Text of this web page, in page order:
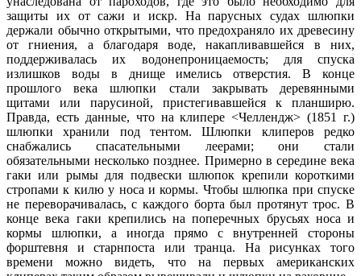
защиты их от сажи и искр. На парусных судах шлюпки
держали обычно открытыми, что предохраняло их древесину
от гниения, а благодаря воде, накапливавшейся в них,
поддерживалась их водонепроницаемость; для спуска
излишков воды в днище имелись отверстия. В конце
прошлого века шлюпки стали закрывать деревянными
щитами или парусиной, пристегивавшейся к планширю.
Правда, есть данные, что на клипере <Челлендж> (1851 г.)
шлюпки хранили под тентом. Шлюпки клиперов редко
снабжались спасательными леерами; они стали
обязательными несколько позднее. Примерно в середине века
гаки или рымы для подвески шлюпок крепили короткими
стропами к килю у носа и кормы. Чтобы шлюпка при спуске
не переворачивалась, с каждого борта был протянут трос. В
конце века гаки крепились на поперечных брусьях носа и
кормы шлюпки, а иногда прямо с внутренней стороны
форштевня и старнпоста или транца. На рисунках того
времени можно видеть, что на первых американских